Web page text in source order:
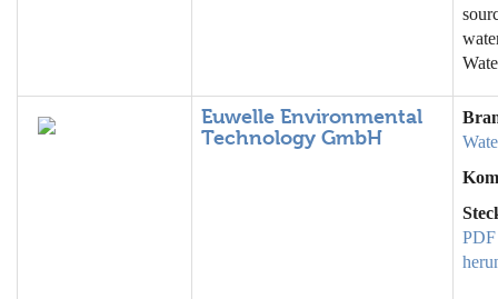
Euwelle Environmental
Technology GmbH
PDF